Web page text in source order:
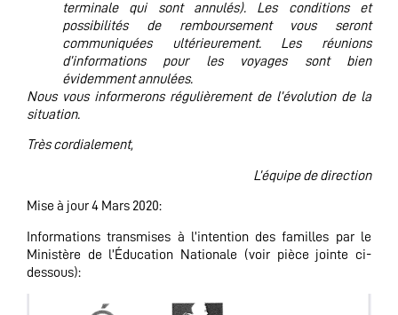
terminale qui sont annulés). Les conditions et
possibilités de remboursement vous seront
communiquées ultérieurement. Les réunions
d’informations pour les voyages sont bien
évidemment annulées.
Nous vous informerons régulièrement de l’évolution de la
situation.
Très cordialement,
L’équipe de direction
Mise à jour 4 Mars 2020:
Informations transmises à l’intention des familles par le
Ministère de l’Éducation Nationale (voir pièce jointe ci-
dessous):